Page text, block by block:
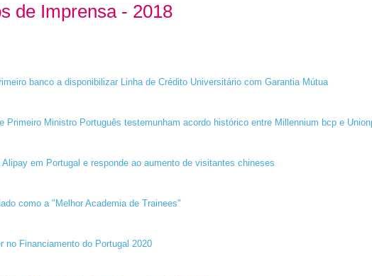
de Imprensa - 2018
banco a disponibilizar Linha de Crédito Universitário com Garantia Mútua
Primeiro Ministro Português testemunham acordo histórico entre Millennium bcp e
em Portugal e responde ao aumento de visitantes chineses
como a "Melhor Academia de Trainees"
no Financiamento do Portugal 2020